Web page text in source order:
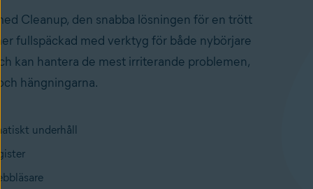
Cleanup, den snabba lösningen för en trött
fullspäckad med verktyg för både nybörjare
kan hantera de mest irriterande problemen,
hängningarna.
underhåll